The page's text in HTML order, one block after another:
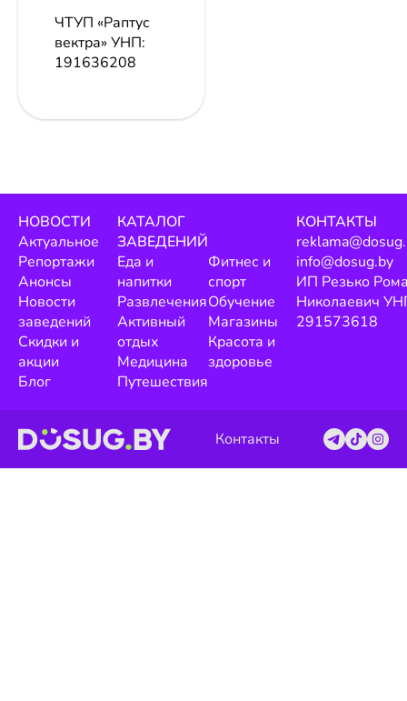
ЧТУП «Раптус
вектра» УНП:
191636208
НОВОСТИ
Актуальное
Репортажи
Анонсы
Новости
заведений
Скидки и
акции
Блог
КАТАЛОГ
ЗАВЕДЕНИЙ
Еда и
напитки
Развлечения
Активный
отдых
Медицина
Путешествия
Фитнес и
спорт
Обучение
Магазины
Красота и
здоровье
КОНТАКТЫ
info@dosug.by
ИП Резько
Николаевич
291573618
Контакты